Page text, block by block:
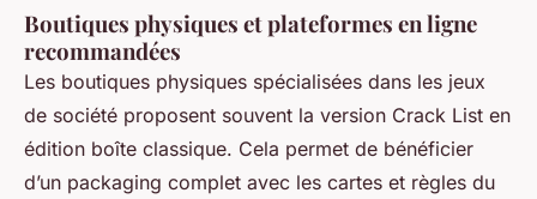
Boutiques physiques et plateformes en ligne
recommandées
Les boutiques physiques spécialisées dans les jeux
de société proposent souvent la version Crack List en
édition boîte classique. Cela permet de bénéficier
d’un packaging complet avec les cartes et règles du